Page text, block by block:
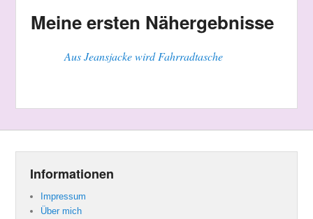
Meine ersten Nähergebnisse
Aus Jeansjacke wird Fahrradtasche
Informationen
Impressum
Über mich